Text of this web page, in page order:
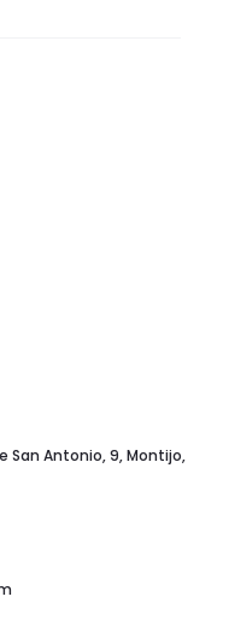
San Antonio, 9, Montijo,